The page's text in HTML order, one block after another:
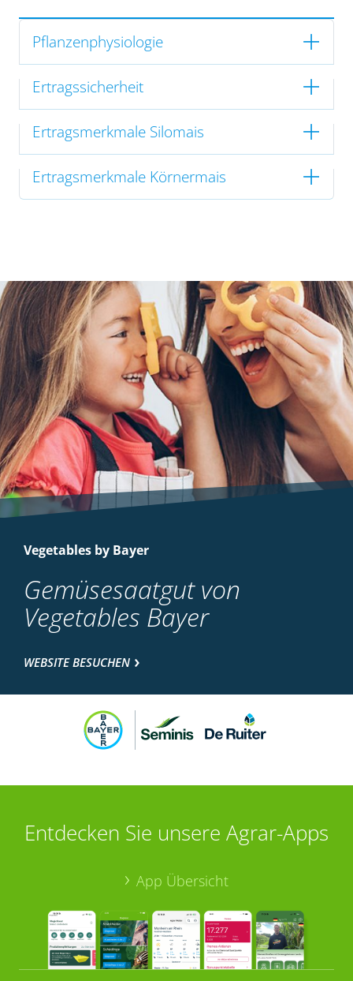
Pflanzenphysiologie
Ertragssicherheit
Ertragsmerkmale Silomais
Ertragsmerkmale Körnermais
Vegetables by Bayer
Gemüsesaatgut von
Vegetables Bayer
WEBSITE BESUCHEN
Entdecken Sie unsere Agrar-Apps
App Übersicht